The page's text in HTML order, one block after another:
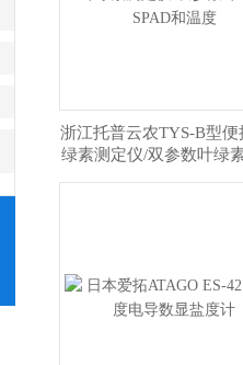
浙江托普云农TYS-B型便
绿素测定仪/双参数叶绿